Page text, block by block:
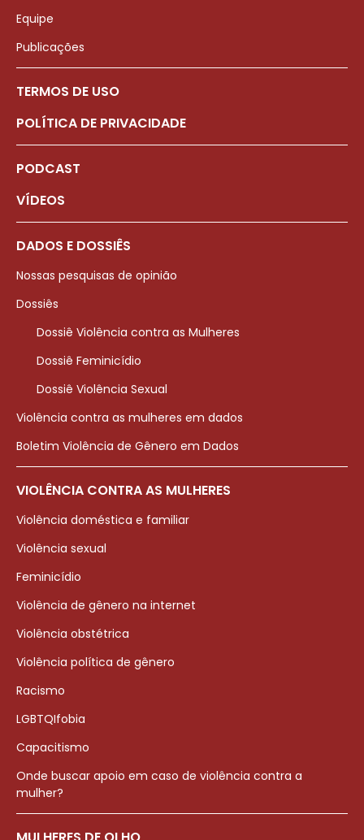
Equipe
Publicações
TERMOS DE USO
POLÍTICA DE PRIVACIDADE
PODCAST
VÍDEOS
DADOS E DOSSIÊS
Nossas pesquisas de opinião
Dossiês
Dossiê Violência contra as Mulheres
Dossiê Feminicídio
Dossiê Violência Sexual
Violência contra as mulheres em dados
Boletim Violência de Gênero em Dados
VIOLÊNCIA CONTRA AS MULHERES
Violência doméstica e familiar
Violência sexual
Feminicídio
Violência de gênero na internet
Violência obstétrica
Violência política de gênero
Racismo
LGBTQIfobia
Capacitismo
Onde buscar apoio em caso de violência contra a
mulher?